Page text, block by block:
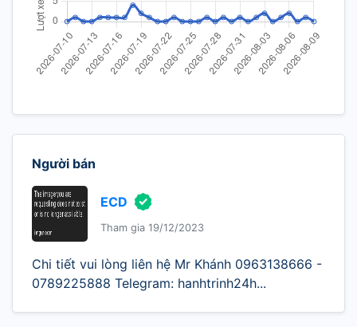
Người bán
ECD
Tham gia 19/12/2023
Chi tiết vui lòng liên hệ Mr Khánh 0963138666 -
0789225888 Telegram: hanhtrinh24h...